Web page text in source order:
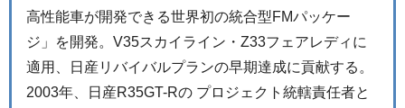
高性能車が開発できる世界初の統合型FMパッケー
ジ」を開発。V35スカイライン・Z33フェアレディに
適用、日産リバイバルプランの早期達成に貢献する。
2003年、日産R35GT-Rの プロジェクト統轄責任者と